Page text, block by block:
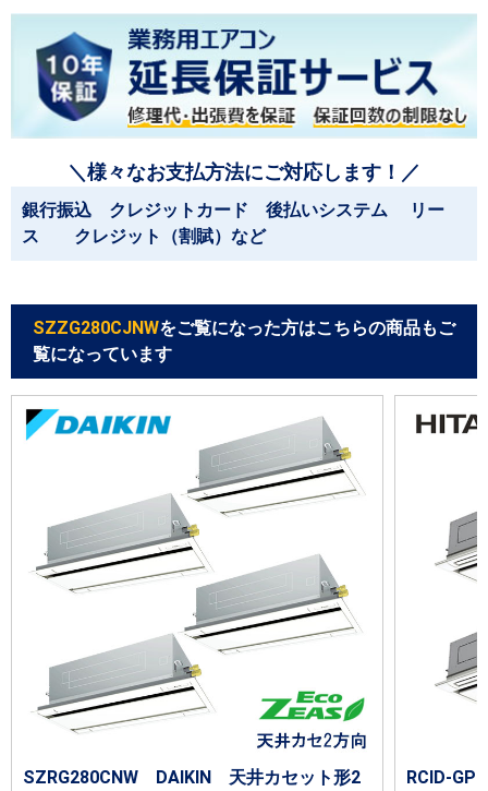
＼様々なお支払方法にご対応します！／
銀行振込 クレジットカード 後払いシステム リー
ス クレジット（割賦）など
SZZG280CJNWをご覧になった方はこちらの商品もご
覧になっています
SZRG280CNW DAIKIN 天井カセット形2
RCID-